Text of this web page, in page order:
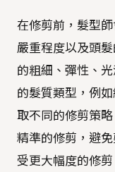
在修剪前，髮型
嚴重程度以及頭
的粗細、彈性、
的髮質類型，例
取不同的修剪策
精準的修剪，避
受更大幅度的修剪